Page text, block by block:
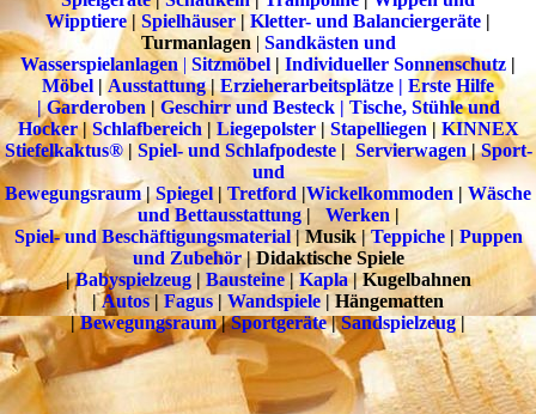
Wipptiere| Spielhäuser|Kletter- und Balanciergeräte |
Turmanlagen | Sandkästen und
Wasserspielanlagen | Sitzmöbel | Individueller Sonnenschutz |
Möbel |Ausstattung| Erzieherarbeitsplätze | Erste Hilfe
|Garderoben | Geschirr und Besteck | Tische, Stühle und
Hocker|Schlafbereich | Liegepolster|Stapelliegen|KINNEX
Stiefelkaktus® |Spiel- und Schlafpodeste| Servierwagen|Sport-
und
Bewegungsraum|Spiegel|Tretford |Wickelkommoden | Wäsche
und Bettausstattung| Werken |
Spiel- und Beschäftigungsmaterial | Musik |Teppiche| Puppen
und Zubehör| Didaktische Spiele
|Babyspielzeug| Bausteine|Kapla| Kugelbahnen
|Autos|Fagus|Wandspiele| Hängematten
|Bewegungsraum|Sportgeräte|Sandspielzeug|